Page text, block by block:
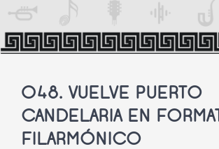
048. VUELVE PUERTO
CANDELARIA EN
FILARMÓNICO